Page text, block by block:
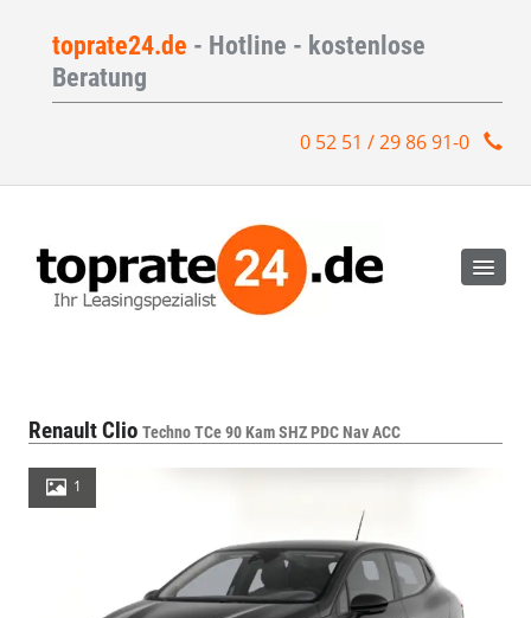
toprate24.de - Hotline - kostenlose
Beratung
0 52 51 / 29 86 91-0
Renault Clio Techno TCe 90 Kam SHZ PDC Nav ACC
1